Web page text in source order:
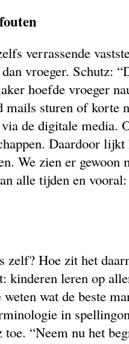
verrassende
vroeger. Schutz:
hoefde vroeger
sturen of korte
de digitale media.
Daardoor
We zien er gewoon
alle tijden en
zelf? Hoe zit het
kinderen leren op
wat de beste
in
“Neem nu het